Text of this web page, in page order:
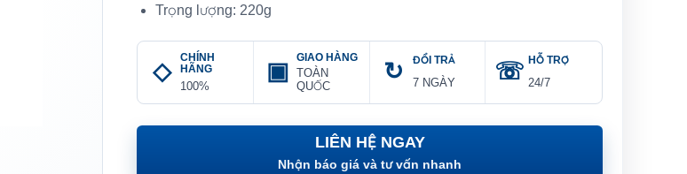
Trọng lượng: 220g
CHÍNH
HÃNG
100%
GIAO HÀNG
TOÀN
QUỐC
ĐỔI TRẢ
7 NGÀY
HỖ TRỢ
24/7
LIÊN HỆ NGAY
Nhận báo giá và tư vấn nhanh